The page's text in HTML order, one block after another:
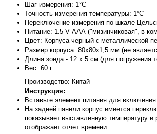
Шаг измерения: 1°C
Точность измерения температуры: 1°C
Переключение измерения по шкале
Питание: 1.5 V ААА ("мизинчиковая", в
Цвет: Корпуса черный с металлической
Размер корпуса: 80x80x1,5 мм (не
Длина зонда - 12 х 5 см (для погружения
Вес: 60 г
Производство: Китай
Инструкция:
Вставьте элемент питания для
На задней панели корпус имеется
показывает выставленную температуру
отображает отчет времени.